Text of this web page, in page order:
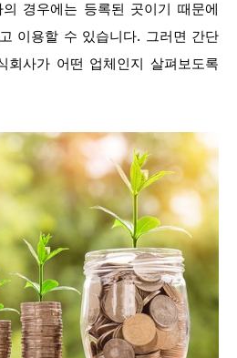
경우에는 등록된 곳이기 때문에
이용할 수 있습니다. 그러면 간단
회사가 어떤 업체인지 살펴보도록